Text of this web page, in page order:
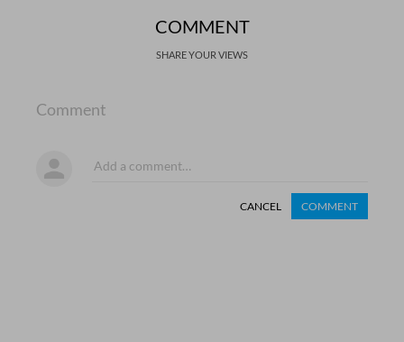
COMMENT
SHARE YOUR VIEWS
Comment
CANCEL COMMENT